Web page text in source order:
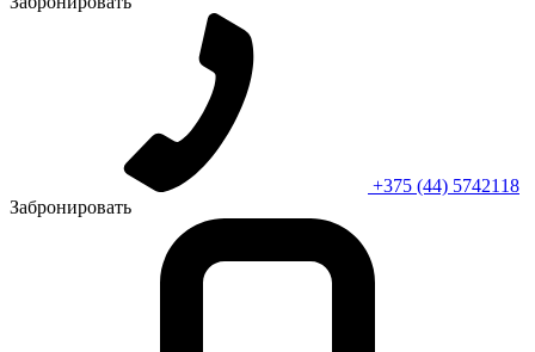
+375 (44) 5742118
Забронировать